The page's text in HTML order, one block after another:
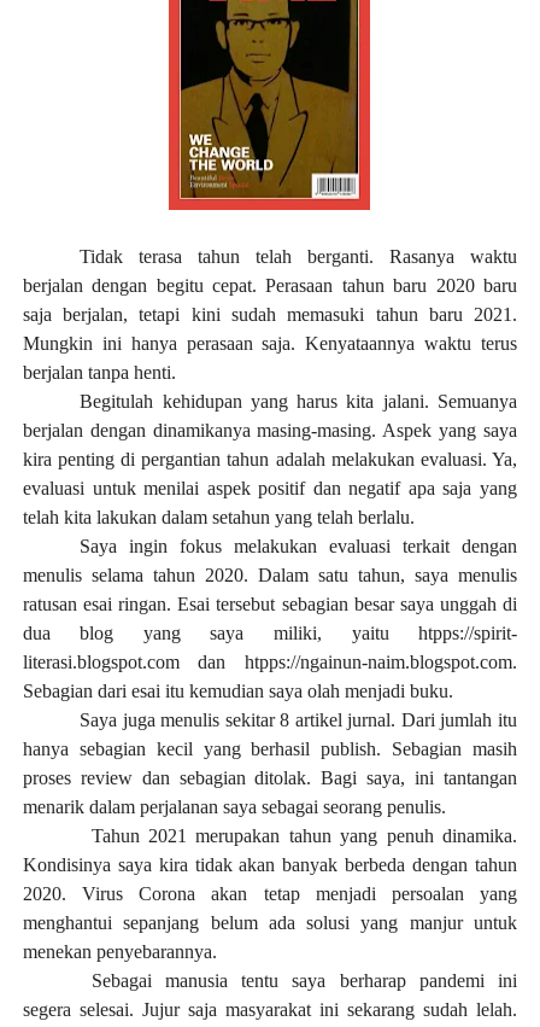
Tidak terasa tahun telah berganti. Rasanya waktu
berjalan dengan begitu cepat. Perasaan tahun baru 2020 baru
saja berjalan, tetapi kini sudah memasuki tahun baru 2021.
Mungkin ini hanya perasaan saja. Kenyataannya waktu terus
berjalan tanpa henti.
Begitulah kehidupan yang harus kita jalani. Semuanya
berjalan dengan dinamikanya masing-masing. Aspek yang saya
kira penting di pergantian tahun adalah melakukan evaluasi. Ya,
evaluasi untuk menilai aspek positif dan negatif apa saja yang
telah kita lakukan dalam setahun yang telah berlalu.
Saya ingin fokus melakukan evaluasi terkait dengan
menulis selama tahun 2020. Dalam satu tahun, saya menulis
ratusan esai ringan. Esai tersebut sebagian besar saya unggah di
dua blog yang saya miliki, yaitu htpps://spirit-
literasi.blogspot.com dan htpps://ngainun-naim.blogspot.com.
Sebagian dari esai itu kemudian saya olah menjadi buku.
Saya juga menulis sekitar 8 artikel jurnal. Dari jumlah itu
hanya sebagian kecil yang berhasil publish. Sebagian masih
proses review dan sebagian ditolak. Bagi saya, ini tantangan
menarik dalam perjalanan saya sebagai seorang penulis.
Tahun 2021 merupakan tahun yang penuh dinamika.
Kondisinya saya kira tidak akan banyak berbeda dengan tahun
2020. Virus Corona akan tetap menjadi persoalan yang
menghantui sepanjang belum ada solusi yang manjur untuk
menekan penyebarannya.
Sebagai manusia tentu saya berharap pandemi ini
segera selesai. Jujur saja masyarakat ini sekarang sudah lelah.